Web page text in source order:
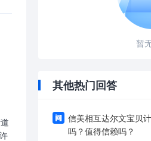
暂
其他热门回答
信美相互达尔文宝贝
吗？值得信赖吗？